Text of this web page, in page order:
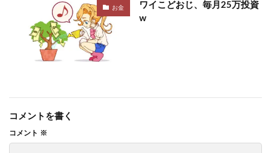
お金
ワイこどおじ、毎月25万投資
w
コメントを書く
コメント ※